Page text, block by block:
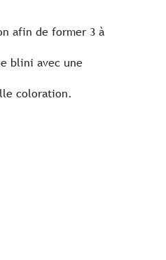
afin de former 3 à
blini avec une
coloration.